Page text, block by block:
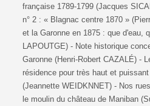
française 1789-1799 (Jacques
n° 2 : « Blagnac centre 1870 »
et la Garonne en 1875 : que d'eau,
LAPOUTGE) - Note historique
Garonne (Henri-Robert CAZALÉ) -
résidence pour très haut et
(Jeannette WEIDKNNET) - Nos
le moulin du château de Maniban